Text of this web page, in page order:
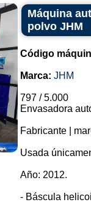
Máquina
polvo JHM
Código
Marca: JHM
797 / 5.000
Envasadora
Fabricante |
Usada
Año: 2012.
- Báscula